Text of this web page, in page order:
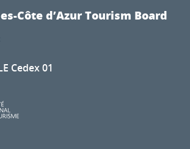
Côte d’Azur Tourism Board
Cedex 01